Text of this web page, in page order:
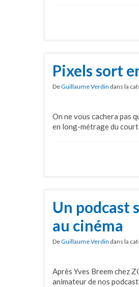
Pixels sort
DeGuillaume Verdin dans la
On ne vous cachera pas
en long-métrage du
Un podcast
au cinéma
DeGuillaume Verdin dans la
Après Yves Breem chez
animateur de nos